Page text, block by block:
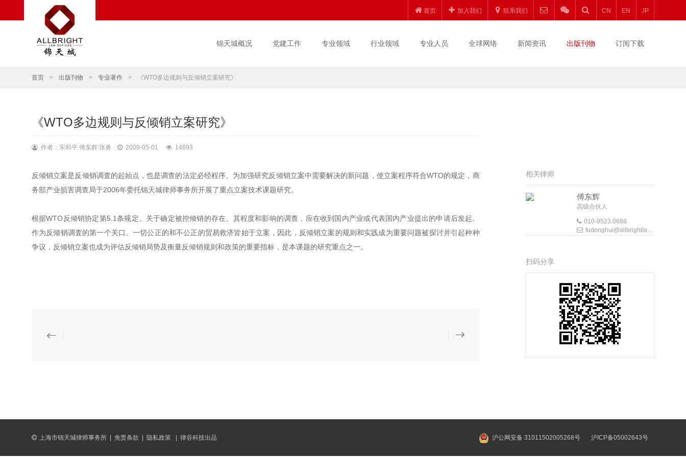
首页 加入我们 联系我们 CN EN JP
锦天城概况 党建工作 专业领域 行业领域 专业人员 全球网络 新闻资讯 出版刊物 订阅下载
首页 > 出版刊物 > 专业著作 > 《WTO多边规则与反倾销立案研究》
《WTO多边规则与反倾销立案研究》
作者：宋和平 傅东辉 张勇 2009-05-01 14693
反倾销立案是反倾销调査的起始点，也是调查的法定必经程序。为加强研究反倾销立案中需要解决的新问题，使立案程序符合WTO的规定，商
务部产业损害调查局于2006年委托锦天城律师事务所开展了重点立案技术课题研究。
根据WTO反倾销协定第5.1条规定。关于确定被控倾销的存在、其程度和影响的调查，应在收到国内产业或代表国内产业提出的申请后发起。
作为反倾销调査的第一个关口。一切公正的和不公正的贸易救济皆始于立案，因此，反倾销立案的规则和实践成为重要问题被探讨并引起种种
争议，反倾销立案也成为评估反倾销局势及衡量反倾销规则和政策的重要指标，是本课题的研究重点之一。
相关律师
傅东辉
高级合伙人
010-8523 0688
fudonghui@allbrightlaw.com
扫码分享
上海市锦天城律师事务所 免责条款 隐私政策 律谷科技出品 沪公网安备 31011502005268号 沪ICP备05002643号